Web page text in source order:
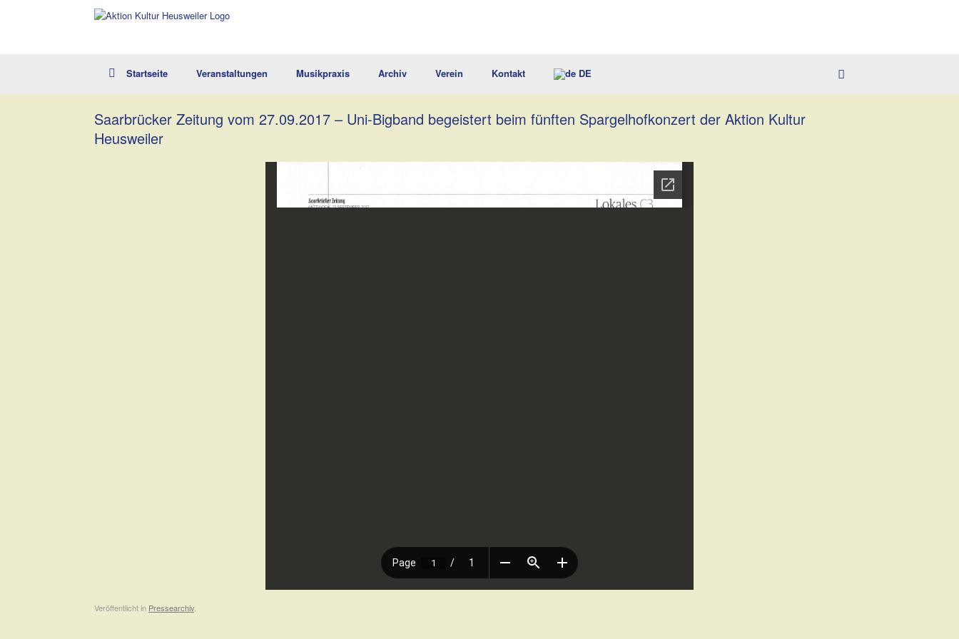
Startseite Veranstaltungen Musikpraxis Archiv Verein Kontakt DE
Saarbrücker Zeitung vom 27.09.2017 – Uni-Bigband begeistert beim fünften Spargelhofkonzert der Aktion Kultur
Heusweiler
Veröffentlicht in Pressearchiv